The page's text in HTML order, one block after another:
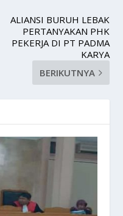
ALIANSI BURUH LEBAK
PERTANYAKAN PHK
PEKERJA DI PT PADMA
KARYA
BERIKUTNYA